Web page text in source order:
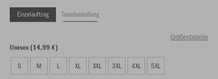
Einzelauftrag Teambestellung
Größentabelle
Unisex (14,99 €)
S M L XL XXL 3XL 4XL 5XL